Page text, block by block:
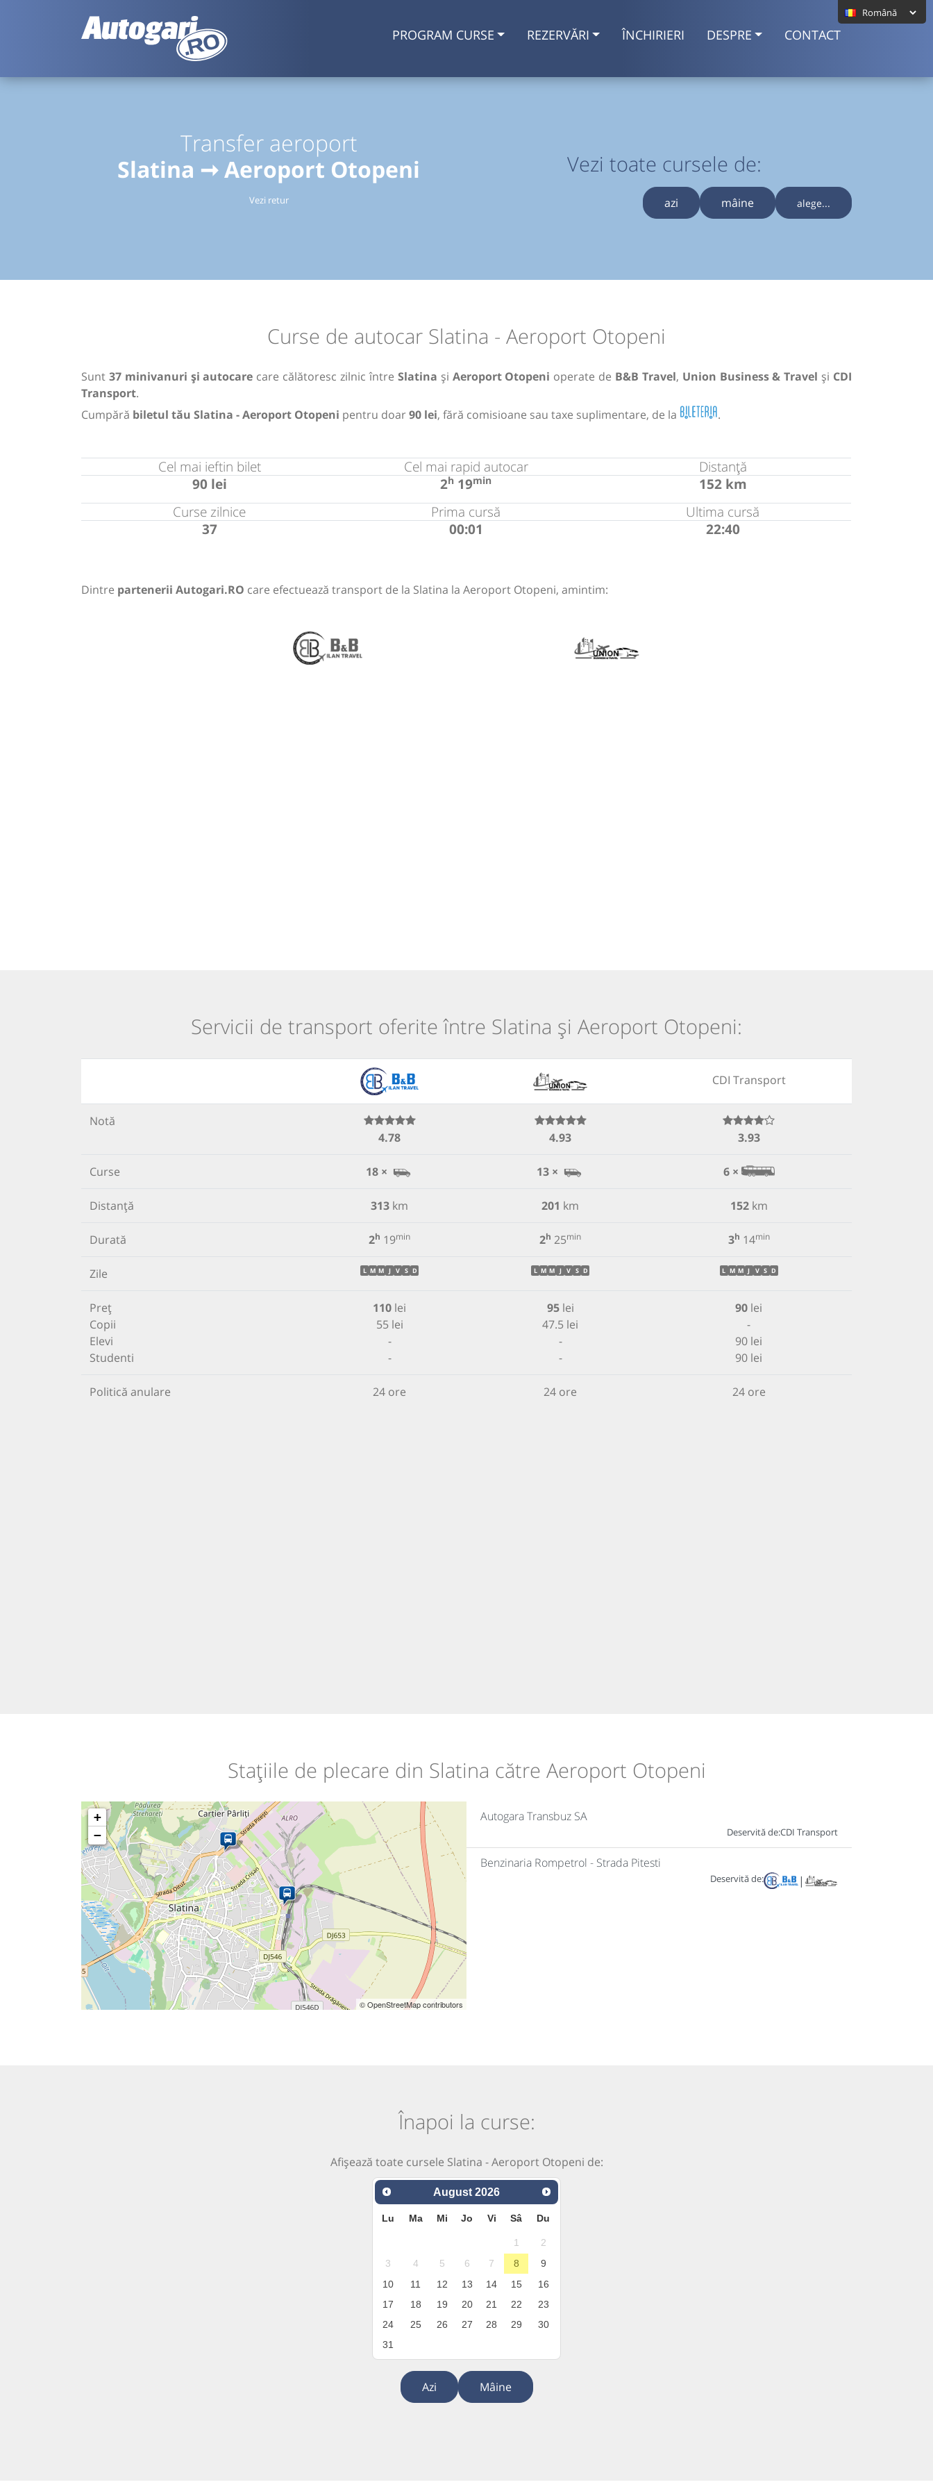
PROGRAM CURSE REZERVĂRI ÎNCHIRIERI DESPRE CONTACT
Transfer aeroport
Slatina ➞ Aeroport Otopeni
Vezi retur
Vezi toate cursele de:
azi mâine alege...
Curse de autocar Slatina - Aeroport Otopeni
Sunt 37 minivanuri și autocare care călătoresc zilnic între Slatina și Aeroport Otopeni operate de B&B Travel, Union Business & Travel și CDI
Transport.
Cumpără biletul tău Slatina - Aeroport Otopeni pentru doar90 lei, fără comisioane sau taxe suplimentare, de la .
Cel mai ieftin bilet
90 lei
Cel mai rapid autocar
2h 19min
Distanță
152 km
Curse zilnice
37
Prima cursă
00:01
Ultima cursă
22:40
Dintre partenerii Autogari.RO care efectuează transport de la Slatina la Aeroport Otopeni, amintim:
Servicii de transport oferite între Slatina și Aeroport Otopeni:
CDI Transport
Notă
4.78
4.93 3.93
Curse 18 × 13 × 6 ×
Distanță 313 km 201 km 152km
Durată 2h 19min 2h 25min 3h 14min
Zile L M M J V S D L M M J V S D L M M J V S D
Preț
Copii
Elevi
Studenti
110 lei
55 lei
-
-
95lei
47.5 lei
-
-
90 lei
-
90 lei
90 lei
Politică anulare 24 ore 24 ore 24 ore
Stațiile de plecare din Slatina către Aeroport Otopeni
+
−
© OpenStreetMap contributors
Autogara Transbuz SA
Deservită de:CDI Transport
Benzinaria Rompetrol - Strada Pitesti
Deservită de: |
Înapoi la curse:
Afișează toate cursele Slatina - Aeroport Otopeni de:
August 2026
Lu Ma Mi Jo Vi Sâ Du
1
2
3
4 5 6 7 8
9
10
11 12 13 14 15
16
17
18 19 20 21 22
23
24
25 26 27 28 29
30
31
Azi Mâine